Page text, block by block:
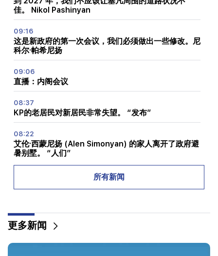
佳。 Nikol Pashinyan
09:16
这是新政府的第一次会议，我们必须做出一些修改。尼
科尔·帕希尼扬
09:06
直播：内阁会议
08:37
KP的老居民对新居民非常失望。 “发布”
08:22
艾伦·西蒙尼扬 (Alen Simonyan) 的家人离开了政府避
暑别墅。 “人们”
CP 提议成立临时 NA 道德委员会。欧洲义务。 “人们”
不平衡和新成瘾的危险。 “事实”
所有新闻
更多新闻